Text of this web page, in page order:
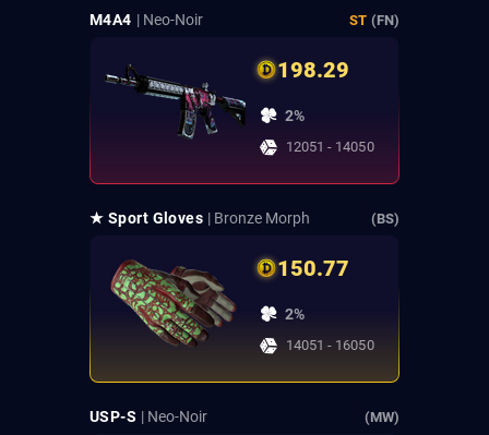
M4A4 | Neo-Noir ST (FN)
198.29
2%
12051 - 14050
★ Sport Gloves | Bronze Morph (BS)
150.77
2%
14051 - 16050
USP-S | Neo-Noir (MW)